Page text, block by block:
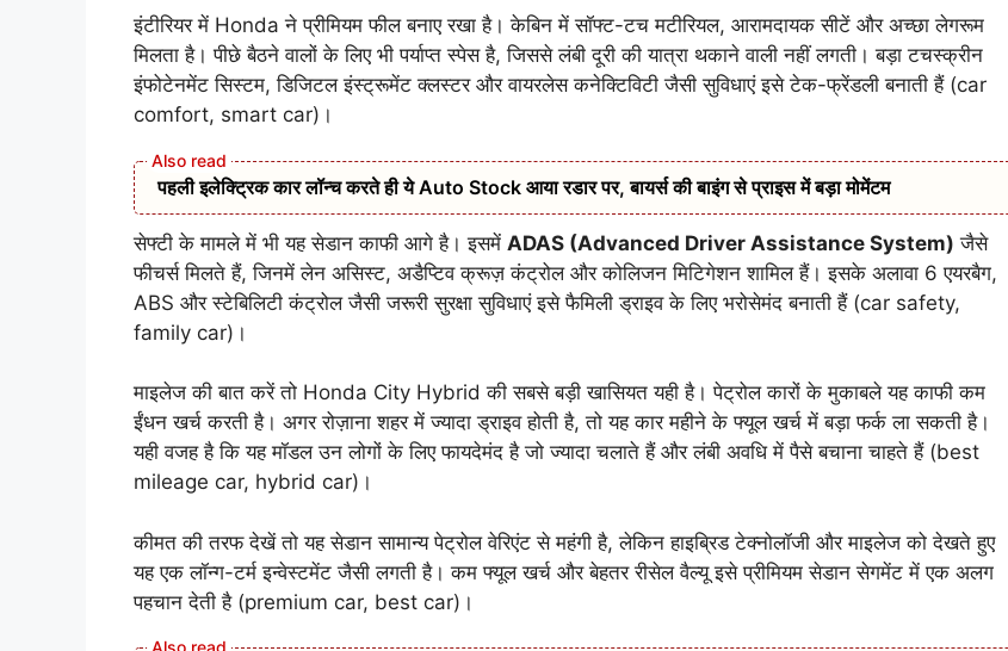
इंटीरियर में Honda ने प्रीमियम फील बनाए रखा है। केबिन में सॉफ्ट-टच मटीरियल, आरामदायक सीटें और अच्छा लेगरूम
मिलता है। पीछे बैठने वालों के लिए भी पर्याप्त स्पेस है, जिससे लंबी दूरी की यात्रा थकाने वाली नहीं लगती। बड़ा टचस्क्रीन
इंफोटेनमेंट सिस्टम, डिजिटल इंस्ट्रूमेंट क्लस्टर और वायरलेस कनेक्टिविटी जैसी सुविधाएं इसे टेक-फ्रेंडली बनाती हैं (car
comfort, smart car)।
पहली इलेक्ट्रिक कार लॉन्च करते ही ये Auto Stock आया रडार पर, बायर्स की बाइंग से प्राइस में बड़ा मोमेंटम
सेफ्टी के मामले में भी यह सेडान काफी आगे है। इसमें ADAS (Advanced Driver Assistance System) जैसे
फीचर्स मिलते हैं, जिनमें लेन असिस्ट, अडैप्टिव क्रूज़ कंट्रोल और कोलिजन मिटिगेशन शामिल हैं। इसके अलावा 6 एयरबैग,
ABS और स्टेबिलिटी कंट्रोल जैसी जरूरी सुरक्षा सुविधाएं इसे फैमिली ड्राइव के लिए भरोसेमंद बनाती हैं (car safety,
family car)।
माइलेज की बात करें तो Honda City Hybrid की सबसे बड़ी खासियत यही है। पेट्रोल कारों के मुकाबले यह काफी कम
ईंधन खर्च करती है। अगर रोज़ाना शहर में ज्यादा ड्राइव होती है, तो यह कार महीने के फ्यूल खर्च में बड़ा फर्क ला सकती है।
यही वजह है कि यह मॉडल उन लोगों के लिए फायदेमंद है जो ज्यादा चलाते हैं और लंबी अवधि में पैसे बचाना चाहते हैं (best
mileage car, hybrid car)।
कीमत की तरफ देखें तो यह सेडान सामान्य पेट्रोल वेरिएंट से महंगी है, लेकिन हाइब्रिड टेक्नोलॉजी और माइलेज को देखते हुए
यह एक लॉन्ग-टर्म इन्वेस्टमेंट जैसी लगती है। कम फ्यूल खर्च और बेहतर रीसेल वैल्यू इसे प्रीमियम सेडान सेगमेंट में एक अलग
पहचान देती है (premium car, best car)।